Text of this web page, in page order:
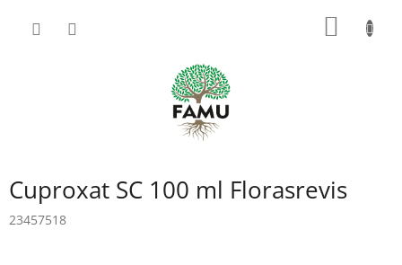
Cuproxat SC 100 ml Florasrevis
23457518